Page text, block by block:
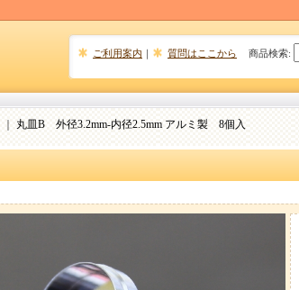
ご利用案内 ｜ 質問はここから 商品検索:
丸皿B 外径3.2mm-内径2.5mm アルミ製 8個入